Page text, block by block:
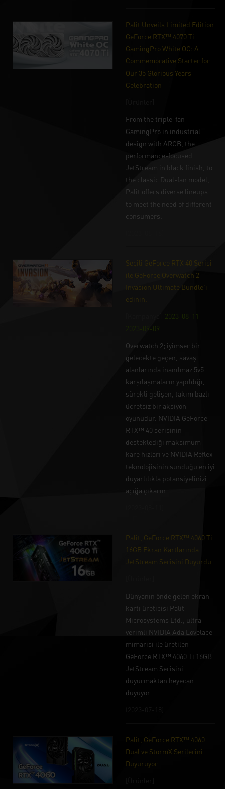
Palit Unveils Limited Edition
GeForce RTX™ 4070 Ti
GamingPro White OC: A
Commemorative Starter for
Our 35 Glorious Years
Celebration
From the triple-fan
GamingPro in industrial
design with ARGB, the
performance-focused
JetStream in black finish, to
the classic Dual-fan model,
Palit offers diverse lineups
to meet the need of different
consumers.
Seçili GeForce RTX 40 Serisi
ile GeForce Overwatch 2
Invasion Ultimate Bundle'ı
edinin.
2023-08-11 -
2023-09-09
Overwatch 2; iyimser bir
gelecekte geçen, savaş
alanlarında inanılmaz 5v5
karşılaşmaların yapıldığı,
sürekli gelişen, takım bazlı
ücretsiz bir aksiyon
oyunudur. NVIDIA GeForce
RTX™ 40 serisinin
desteklediği maksimum
kare hızları ve NVIDIA Reflex
teknolojisinin sunduğu en iyi
duyarlılıkla potansiyelinizi
açığa çıkarın.
Palit, GeForce RTX™ 4060 Ti
16GB Ekran Kartlarında
JetStream Serisini Duyurdu
Dünyanın önde gelen ekran
kartı üreticisi Palit
Microsystems Ltd., ultra
verimli NVIDIA Ada Lovelace
mimarisi ile üretilen
GeForce RTX™ 4060 Ti 16GB
JetStream Serisini
duyurmaktan heyecan
duyuyor.
Palit, GeForce RTX™ 4060
Dual ve StormX Serilerini
Duyuruyor